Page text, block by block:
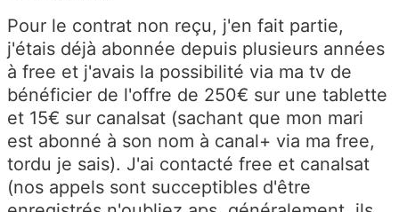
Pour le contrat non reçu, j'en fait partie,
j'étais déjà abonnée depuis plusieurs années
à free et j'avais la possibilité via ma tv de
bénéficier de l'offre de 250€ sur une tablette
et 15€ sur canalsat (sachant que mon mari
est abonné à son nom à canal+ via ma free,
tordu je sais). J'ai contacté free et canalsat
(nos appels sont succeptibles d'être